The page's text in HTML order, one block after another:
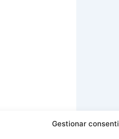
Gestionar